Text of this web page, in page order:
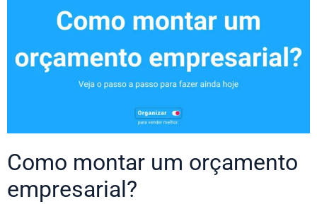
Como montar um orçamento
empresarial?